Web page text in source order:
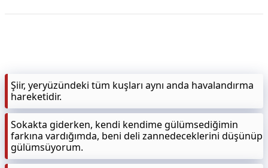
Şiir, yeryüzündeki tüm kuşları aynı anda havalandırma
hareketidir.
Sokakta giderken, kendi kendime gülümsediğimin
farkına vardığımda, beni deli zannedeceklerini düşünüp
gülümsüyorum.